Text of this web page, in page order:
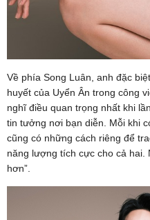
Về phía Song Luân, anh đặc
huyết của Uyển Ân trong công
nghĩ điều quan trọng nhất khi
tin tưởng nơi bạn diễn. Mỗi khi
cũng có những cách riêng để
năng lượng tích cực cho cả hai.
hơn”.